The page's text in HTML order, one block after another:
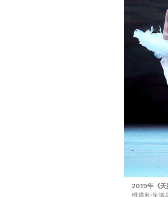
2019年《天
维塔利·别